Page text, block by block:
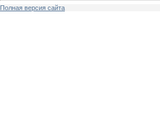
Полная версия сайта